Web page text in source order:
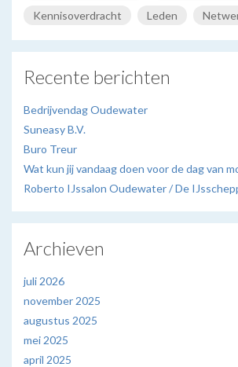
Kennisoverdracht
Leden
Recente berichten
Bedrijvendag Oudewater
Suneasy B.V.
Buro Treur
Wat kun jij vandaag doen voor de dag van
Roberto IJssalon Oudewater / De
Archieven
juli 2026
november 2025
augustus 2025
mei 2025
april 2025